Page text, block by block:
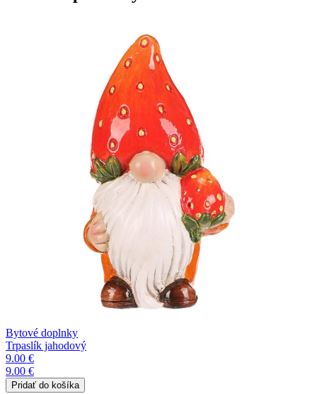
Bytové doplnky
Trpaslík jahodový
9.00 €
9.00 €